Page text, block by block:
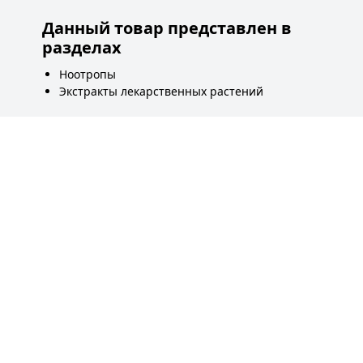
Данный товар представлен в
разделах
Ноотропы
Экстракты лекарственных растений